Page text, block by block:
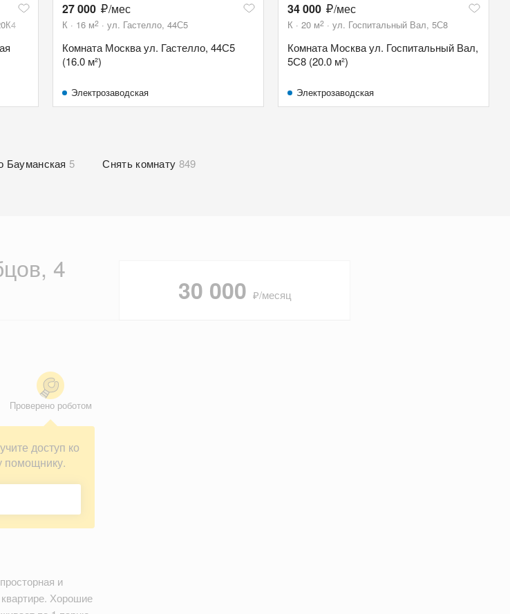
27 000 /мес
К 16 м2 ул. Гастелло, 44С5
Комната Москва ул. Гастелло, 44С5
(16.0 м²)
Электрозаводская
34 000 /мес
К 20 м2 ул. Госпитальный Вал, 5С8
Комната Москва ул. Госпитальный Вал,
5С8 (20.0 м²)
Электрозаводская
Бауманская 5 Снять комнату 849
4
Проверено роботом
доступ ко
помощнику.
и
Хорошие
30 000 ₽/месяц